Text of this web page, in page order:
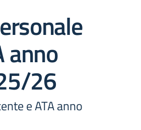
anno
26
e ATA anno